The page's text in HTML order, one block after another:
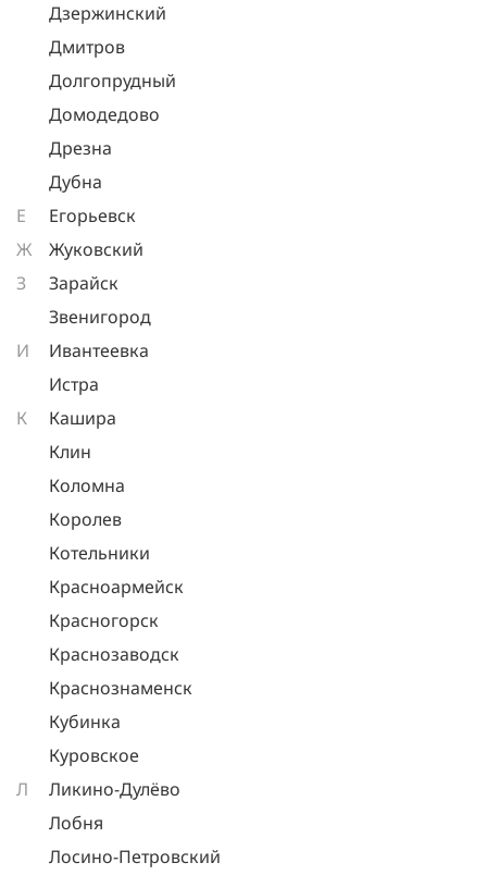
Дзержинский
Дмитров
Долгопрудный
Домодедово
Дрезна
Дубна
Е
Егорьевск
Ж
Жуковский
З
Зарайск
Звенигород
И
Ивантеевка
Истра
К
Кашира
Клин
Коломна
Королев
Котельники
Красноармейск
Красногорск
Краснозаводск
Краснознаменск
Кубинка
Куровское
Л
Ликино-Дулёво
Лобня
Лосино-Петровский